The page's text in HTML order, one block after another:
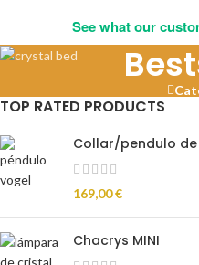
See what our
TOP RATED PRODUCTS
Collar/pendulo
169,00€
Chacrys MINI